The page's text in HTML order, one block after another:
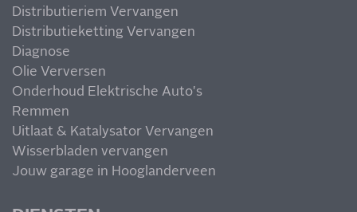
Distributieriem Vervangen
Distributieketting Vervangen
Diagnose
Olie Verversen
Onderhoud Elektrische Auto's
Remmen
Uitlaat & Katalysator Vervangen
Wisserbladen vervangen
Jouw garage in Hooglanderveen